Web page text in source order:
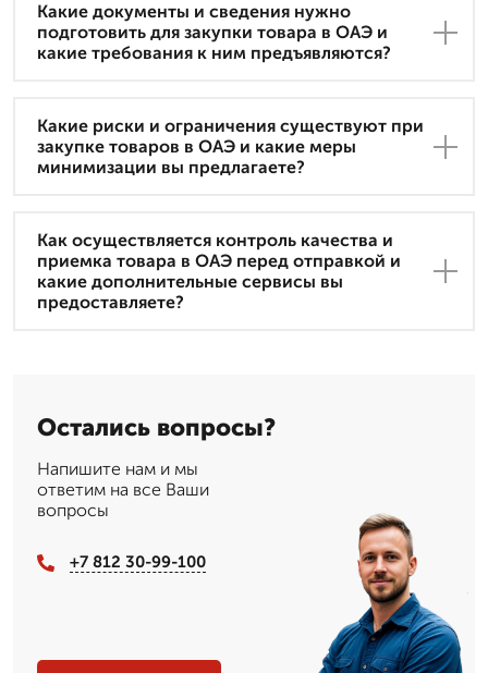
Какие документы и сведения нужно
подготовить для закупки товара в ОАЭ и
какие требования к ним предъявляются?
Какие риски и ограничения существуют при
закупке товаров в ОАЭ и какие меры
минимизации вы предлагаете?
Как осуществляется контроль качества и
приемка товара в ОАЭ перед отправкой и
какие дополнительные сервисы вы
предоставляете?
Остались вопросы?
Напишите нам и мы
ответим на все Ваши
вопросы
+7 812 30-99-100